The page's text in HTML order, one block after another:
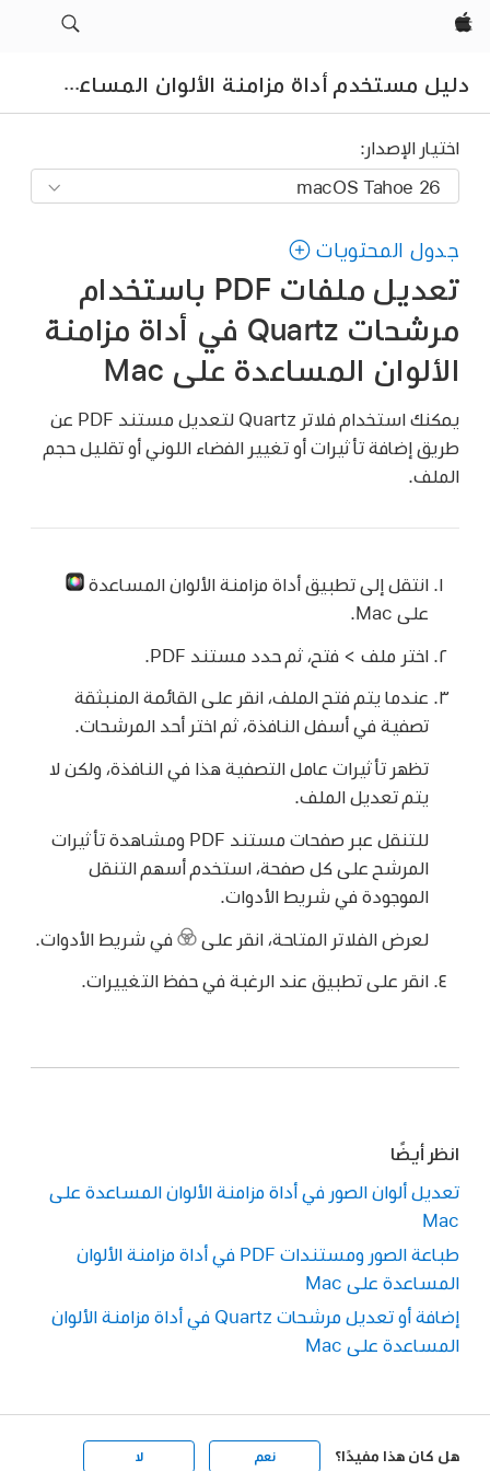
Apple‏
دلي
ل مستخدم أداة مزامنة الألوان المساعدة
اختيار الإصدار:
جدول المحتويات
تعديل ملفات PDF باستخدام
مرشحات Quartz في أداة مزامنة
الألوان المساعدة على Mac
يمكنك استخدام فلاتر Quartz لتعديل مستند PDF عن
طريق إضافة تأثيرات أو تغيير الفضاء اللوني أو تقليل حجم
الملف.
انتقل إلى تطبيق أداة مزامنة الألوان المساعدة
على Mac.
اختر ملف > فتح، ثم حدد مستند PDF.
عندما يتم فتح الملف، انقر على القائمة المنبثقة
تصفية في أسفل النافذة، ثم اختر أحد المرشحات.
تظهر تأثيرات عامل التصفية هذا في النافذة، ولكن لا
يتم تعديل الملف.
للتنقل عبر صفحات مستند PDF ومشاهدة تأثيرات
المرشح على كل صفحة، استخدم أسهم التنقل
الموجودة في شريط الأدوات.
لعرض الفلاتر المتاحة، انقر على في شريط الأدوات.
انقر على تطبيق عند الرغبة في حفظ التغييرات.
انظر أيضًا
تعديل ألوان الصور في أداة مزامنة الألوان المساعدة على
Mac
طباعة الصور ومستندات PDF في أداة مزامنة الألوان
المساعدة على Mac
إضافة أو تعديل مرشحات Quartz في أداة مزامنة الألوان
المساعدة على Mac
هل كان هذا مفيدًا؟ نعم لا